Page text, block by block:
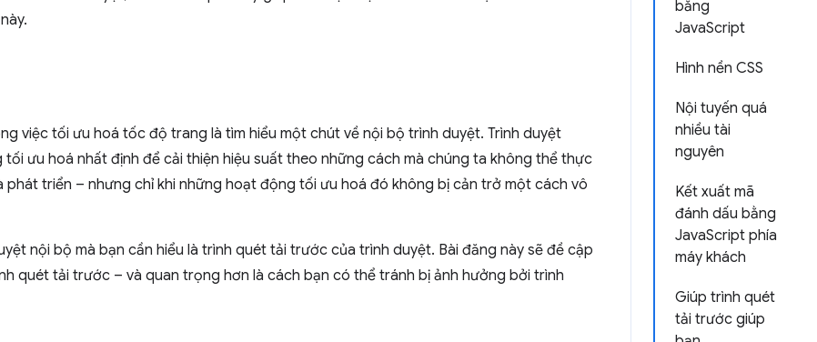
bằng
JavaScript
Hình nền CSS
Nội tuyến quá
nhiều tài
nguyên
Kết xuất mã
đánh dấu bằng
JavaScript phía
máy khách
Giúp trình quét
tải trước giúp
việc tối ưu hoá tốc độ trang là tìm hiểu một chút về nội bộ trình duyệt. Trình duyệt
ưu hoá nhất định để cải thiện hiệu suất theo những cách mà chúng ta không thể thực
phát triển – nhưng chỉ khi những hoạt động tối ưu hoá đó không bị cản trở một cách vô
nội bộ mà bạn cần hiểu là trình quét tải trước của trình duyệt. Bài đăng này sẽ đề cập
quét tải trước – và quan trọng hơn là cách bạn có thể tránh bị ảnh hưởng bởi trình